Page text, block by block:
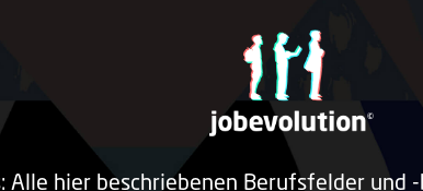
Alle hier beschriebenen Berufsfelder und